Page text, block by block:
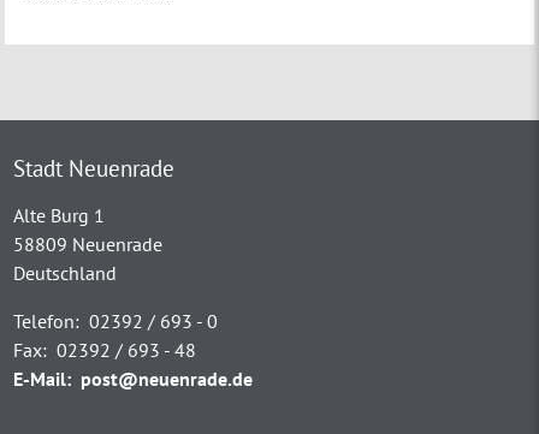
Stadt Neuenrade
Alte Burg 1
58809 Neuenrade
Deutschland
Telefon: 02392 / 693 - 0
Fax: 02392 / 693 - 48
E-Mail: post@neuenrade.de